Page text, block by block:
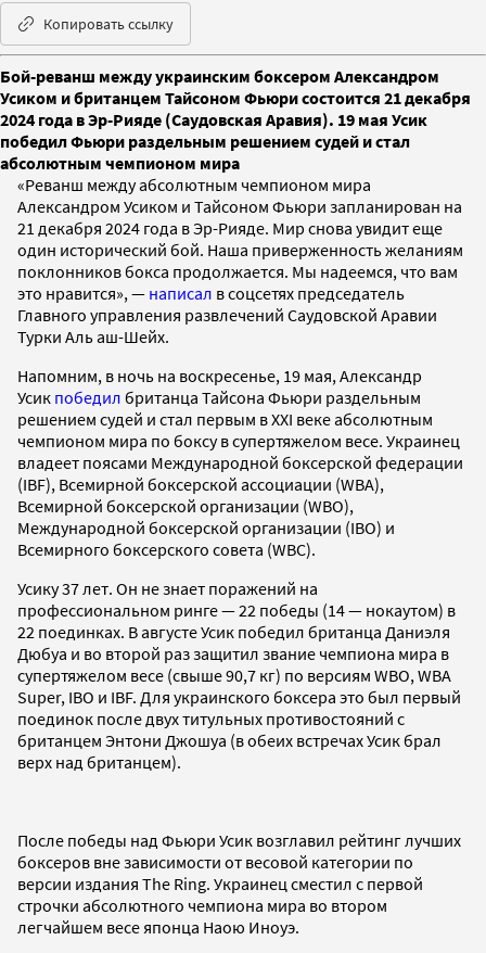
Копировать ссылку
Бой-реванш между украинским боксером Александром
Усиком и британцем Тайсоном Фьюри состоится 21 декабря
2024 года в Эр-Рияде (Саудовская Аравия). 19 мая Усик
победил Фьюри раздельным решением судей и стал
абсолютным чемпионом мира
«Реванш между абсолютным чемпионом мира
Александром Усиком и Тайсоном Фьюри запланирован на
21 декабря 2024 года в Эр-Рияде. Мир снова увидит еще
один исторический бой. Наша приверженность желаниям
поклонников бокса продолжается. Мы надеемся, что вам
это нравится», — написал в соцсетях председатель
Главного управления развлечений Саудовской Аравии
Турки Аль аш-Шейх.
Напомним, в ночь на воскресенье, 19 мая, Александр
Усик победил британца Тайсона Фьюри раздельным
решением судей и стал первым в XXI веке абсолютным
чемпионом мира по боксу в супертяжелом весе. Украинец
владеет поясами Международной боксерской федерации
(IBF), Всемирной боксерской ассоциации (WBA),
Всемирной боксерской организации (WBO),
Международной боксерской организации (IBO) и
Всемирного боксерского совета (WBC).
Усику 37 лет. Он не знает поражений на
профессиональном ринге — 22 победы (14 — нокаутом) в
22 поединках. В августе Усик победил британца Даниэля
Дюбуа и во второй раз защитил звание чемпиона мира в
супертяжелом весе (свыше 90,7 кг) по версиям WBO, WBA
Super, IBO и IBF. Для украинского боксера это был первый
поединок после двух титульных противостояний с
британцем Энтони Джошуа (в обеих встречах Усик брал
верх над британцем).
После победы над Фьюри Усик возглавил рейтинг лучших
боксеров вне зависимости от весовой категории по
версии издания The Ring. Украинец сместил с первой
строчки абсолютного чемпиона мира во втором
легчайшем весе японца Наою Иноуэ.